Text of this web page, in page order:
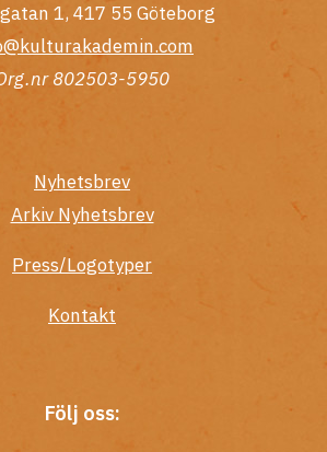
1, 417 55 Göteborg
802503-5950
Nyhetsbrev
Arkiv Nyhetsbrev
Press/Logotyper
Kontakt
Följ oss: